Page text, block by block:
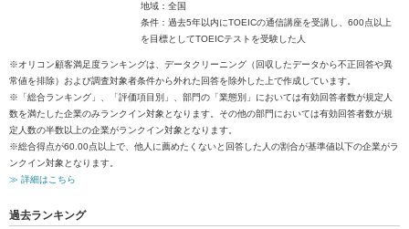
地域：全国
条件：過去5年以内にTOEICの通信講座を受講し、600点以上
を目標としてTOEICテストを受験した人
※オリコン顧客満足度ランキングは、データクリーニング（回収したデータから不正回答や異
常値を排除）および調査対象者条件から外れた回答を除外した上で作成しています。
※「総合ランキング」、「評価項目別」、部門の「業態別」においては有効回答者数が規定人
数を満たした企業のみランクイン対象となります。その他の部門においては有効回答者数が規
定人数の半数以上の企業がランクイン対象となります。
※総合得点が60.00点以上で、他人に薦めたくないと回答した人の割合が基準値以下の企業がラ
ンクイン対象となります。
≫ 詳細はこちら
過去ランキング